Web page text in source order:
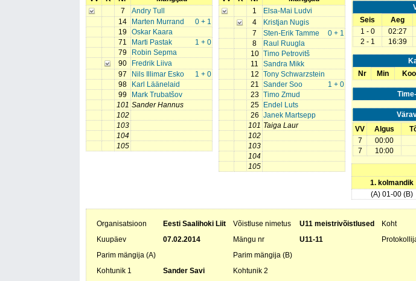
7
Andry Tull
14
0 + 1
Marten Murrand
19 Oskar Kaara
71
1 + 0
Marti Pastak
79
Robin Sepma
90
Fredrik Liiva
97
1 + 0
Nils Illimar Esko
98
Karl Läänelaid
99
Mark Trubatšov
101 Sander Hannus
102
103
104
105
1
Elsa-Mai Ludvi
4
Kristjan Nugis
7
0 + 1
Sten-Erik Tamme
8
Raul Ruugla
10 Timo Petrovitš
11
Sandra Mikk
12 Tony Schwarzstein
21
1 + 0
Sander Soo
23 Timo Zmud
25
Endel Luts
26 Janek Martsepp
101 Taiga Laur
102
103
104
105
Seis
Aeg
1 - 0
02:27
2 - 1
16:39
Nr
Min
VV
Algus
7
00:00
7
10:00
1. kolmandik
(A) 01-00 (B)
Organisatsioon Eesti Saalihoki Liit Võistluse nimetus U11 meistrivõistlused Koht
Kuupäev
07.02.2014 Mängu nr U11-11
Parim mängija (A)
Parim mängija (B)
Kohtunik 1
Sander Savi Kohtunik 2